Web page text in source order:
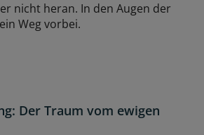
nicht heran. In den Augen der
Weg vorbei.
Der Traum vom ewigen